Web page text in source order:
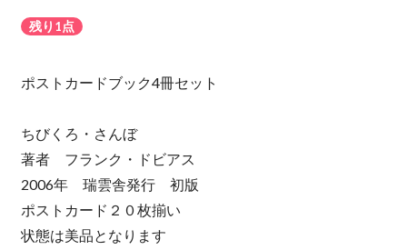
残り1点
ポストカードブック4冊セット
ちびくろ・さんぼ
著者 フランク・ドビアス
2006年 瑞雲舎発行 初版
ポストカード２０枚揃い
状態は美品となります